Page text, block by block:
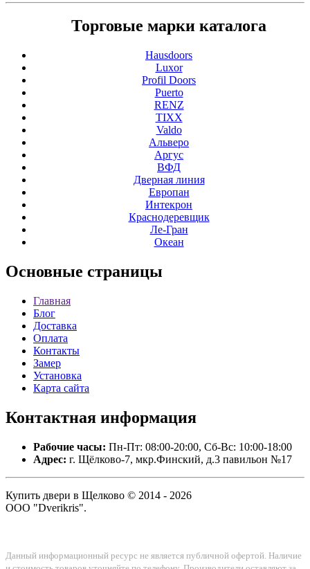
Торговые марки каталога
Hausdoors
Luxor
Profil Doors
Puerto
RENZ
TIXX
Valdo
Альверо
Аргус
ВФД
Дверная линия
Европан
Интекрон
Краснодеревщик
Ле-Гран
Океан
Основные страницы
Главная
Блог
Доставка
Оплата
Контакты
Замер
Установка
Карта сайта
Контактная информация
Рабочие часы: Пн-Пт: 08:00-20:00, Сб-Вс: 10:00-18:00
Адрес: г. Щёлково-7, мкр.Финский, д.3 павильон №17
Купить двери в Щелково © 2014 - 2026
ООО "Dverikris".
Данный информационный ресурс не является публичной офертой. Наличие